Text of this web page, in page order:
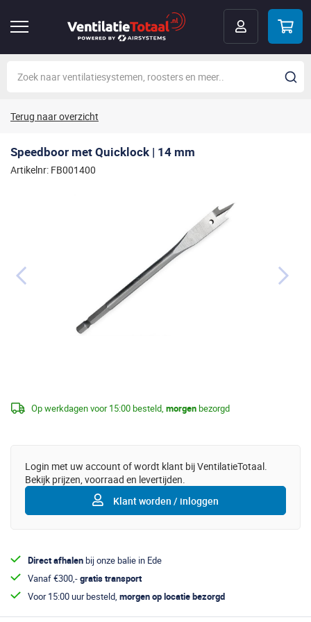
Terug naar overzicht
Speedboor met Quicklock | 14 mm
Artikelnr: FB001400
Op werkdagen voor 15:00 besteld, morgenbezorgd
Direct afhalenbij onze balie in Ede
Vanaf €300,-gratis transport
Voor 15:00 uur besteld, morgen op locatie bezorgd
Login met uw account of wordt klant bij VentilatieTotaal.
Bekijk prijzen, voorraad en levertijden.
Klant worden / inloggen